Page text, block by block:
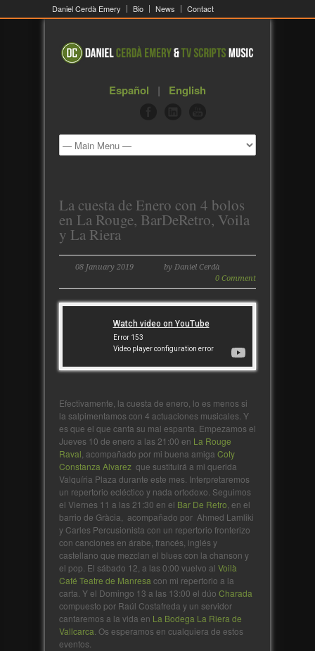
Daniel Cerdà Emery Bio News Contact
Español | English
La cuesta de Enero con 4 bolos
en La Rouge, BarDeRetro, Voila
y La Riera
08 January 2019
by Daniel Cerdà
0 Comment
Efectivamente, la cuesta de enero, lo es menos si
la salpimentamos con 4 actuaciones musicales. Y
es que el que canta su mal espanta. Empezamos el
Jueves 10 de enero a las 21:00 en La Rouge
Raval , acompañado por mi buena amiga Coty
Constanza Alvarez que sustituirá a mi querida
Valquíria Plaza durante este mes. Interpretaremos
un repertorio ecléctico y nada ortodoxo. Seguimos
el Viernes 11 a las 21:30 en el Bar De Retro , en el
barrio de Gràcia, acompañado por Ahmed Lamliki
y Carles Percusionista con un repertorio fronterizo
con canciones en árabe, francés, inglés y
castellano que mezclan el blues con la chanson y
el pop. El sábado 12, a las 0:00 vuelvo al Voilà
Café Teatre de Manresa con mi repertorio a la
carta. Y el Domingo 13 a las 13:00 el dúo Charada
compuesto por Raúl Costafreda y un servidor
cantaremos a la vida en La Bodega La Riera de
Vallcarca . Os esperamos en cualquiera de estos
eventos.